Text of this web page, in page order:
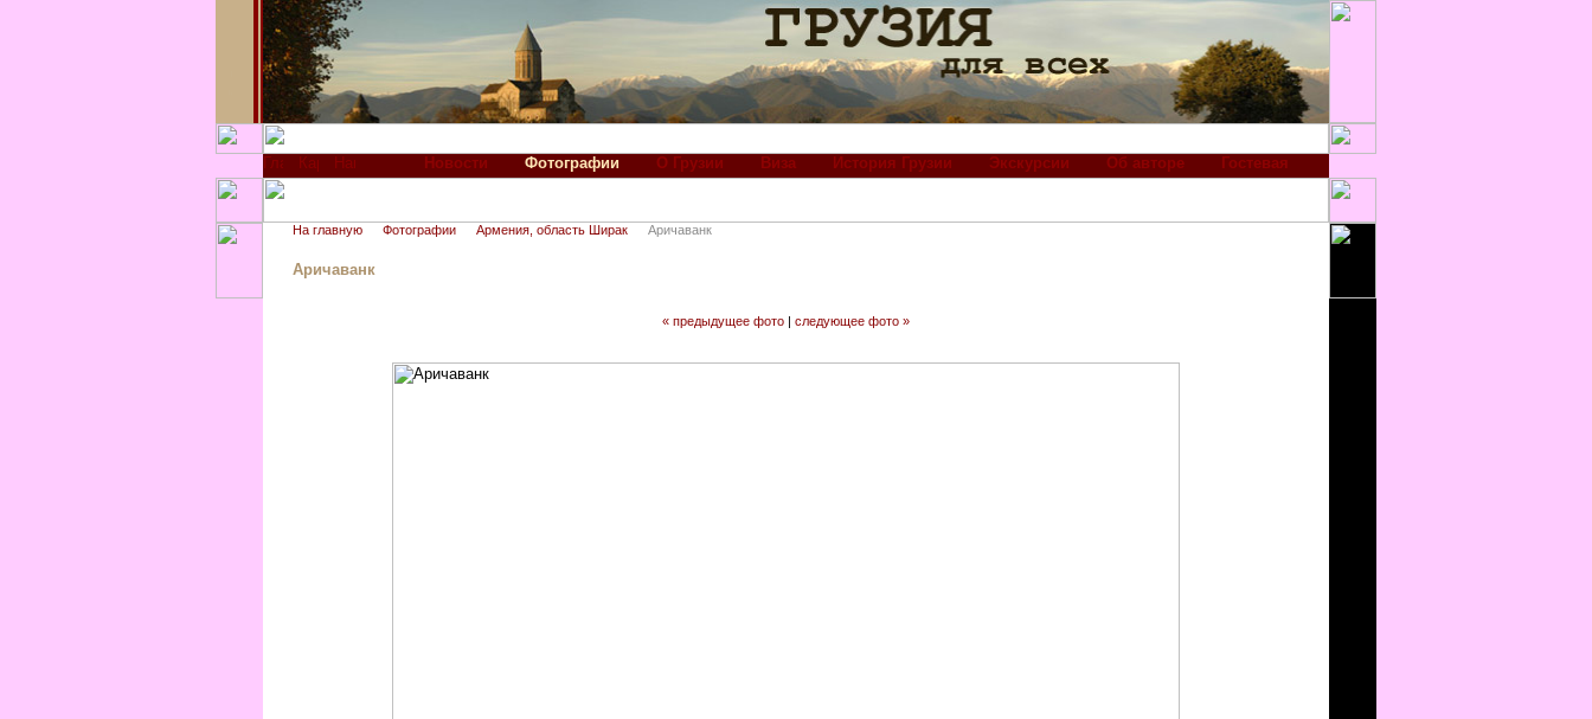
Новости Фотографии О Грузии Виза История Грузии Экскурсии Об авторе Гостевая
На главную Фотографии Армения, область Ширак Аричаванк
Аричаванк
« предыдущее фото | следующее фото »